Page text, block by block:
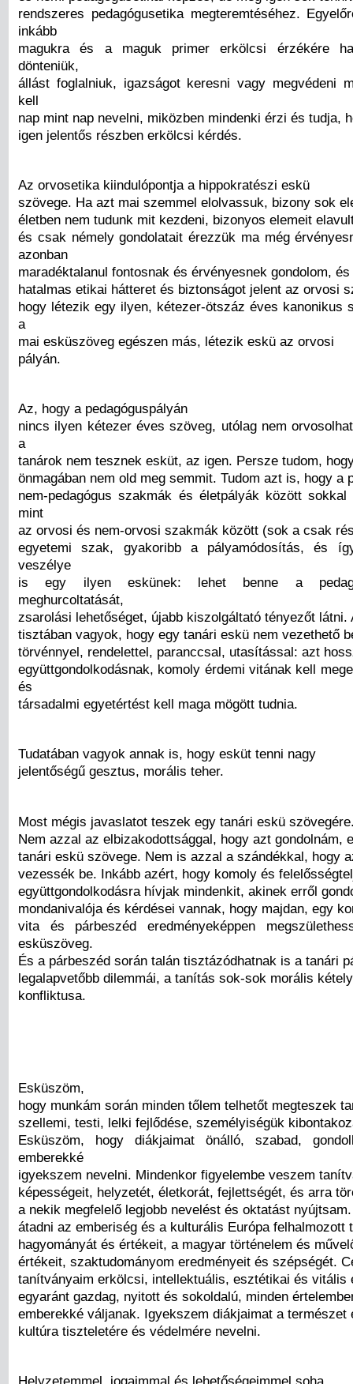
rendszeres pedagógusetika megteremtéséhez.
inkább
magukra és a maguk primer erkölcsi érzékére
dönteniük,
állást foglalniuk, igazságot keresni vagy megvédeni
kell
nap mint nap nevelni, miközben mindenki érzi és tudja,
igen jelentős részben erkölcsi kérdés.
Az orvosetika kiindulópontja a hippokratészi eskü
szövege. Ha azt mai szemmel elolvassuk, bizony sok
életben nem tudunk mit kezdeni, bizonyos elemeit
és csak némely gondolatait érezzük ma még
azonban
maradéktalanul fontosnak és érvényesnek gondolom,
hatalmas etikai hátteret és biztonságot jelent az orvosi
hogy létezik egy ilyen, kétezer-ötszáz éves kanonikus
a
mai esküszöveg egészen más, létezik eskü az orvosi
pályán.
Az, hogy a pedagóguspályán
nincs ilyen kétezer éves szöveg, utólag nem
a
tanárok nem tesznek esküt, az igen. Persze tudom,
önmagában nem old meg semmit. Tudom azt is, hogy a
nem-pedagógus szakmák és életpályák között
mint
az orvosi és nem-orvosi szakmák között (sok a csak
egyetemi szak, gyakoribb a pályamódosítás, és
veszélye
is egy ilyen eskünek: lehet benne a
meghurcoltatását,
zsarolási lehetőséget, újabb kiszolgáltató tényezőt látni.
tisztában vagyok, hogy egy tanári eskü nem vezethető
törvénnyel, rendelettel, paranccsal, utasítással: azt
együttgondolkodásnak, komoly érdemi vitának kell
és
társadalmi egyetértést kell maga mögött tudnia.
Tudatában vagyok annak is, hogy esküt tenni nagy
jelentőségű gesztus, morális teher.
Most mégis javaslatot teszek egy tanári eskü
Nem azzal az elbizakodottsággal, hogy azt gondolnám,
tanári eskü szövege. Nem is azzal a szándékkal, hogy
vezessék be. Inkább azért, hogy komoly és
együttgondolkodásra hívjak mindenkit, akinek erről
mondanivalója és kérdései vannak, hogy majdan, egy
vita és párbeszéd eredményeképpen
esküszöveg.
És a párbeszéd során talán tisztázódhatnak is a tanári
legalapvetőbb dilemmái, a tanítás sok-sok morális
konfliktusa.
Esküszöm,
hogy munkám során minden tőlem telhetőt megteszek
szellemi, testi, lelki fejlődése, személyiségük
Esküszöm, hogy diákjaimat önálló, szabad,
emberekké
igyekszem nevelni. Mindenkor figyelembe veszem
képességeit, helyzetét, életkorát, fejlettségét, és arra
a nekik megfelelő legjobb nevelést és oktatást
átadni az emberiség és a kulturális Európa felhalmozott
hagyományát és értékeit, a magyar történelem és
értékeit, szaktudományom eredményeit és szépségét.
tanítványaim erkölcsi, intellektuális, esztétikai és vitális
egyaránt gazdag, nyitott és sokoldalú, minden
emberekké váljanak. Igyekszem diákjaimat a természet
kultúra tiszteletére és védelmére nevelni.
Helyzetemmel, jogaimmal és lehetőségeimmel soha